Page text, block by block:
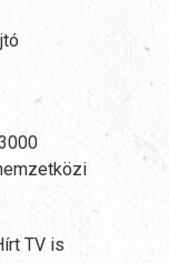
TV is